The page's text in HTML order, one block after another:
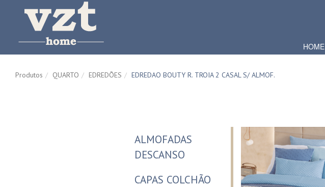
HOME
Produtos QUARTO EDREDÕES EDREDAO BOUTY R. TROIA 2 CASAL S/ ALMOF.
ALMOFADAS
DESCANSO
CAPAS COLCHÃO